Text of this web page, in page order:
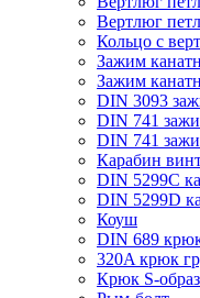
Вертлюг
Кольцо с
Зажим
Зажим
DIN 3093
DIN 741
DIN 741
Карабин
DIN 5299C
DIN 5299D
Коуш
DIN 689
320A крюк
Крюк S-